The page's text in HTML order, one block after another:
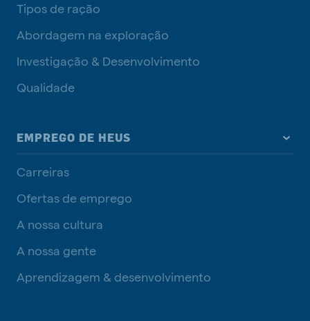
Tipos de ração
Abordagem na exploração
Investigação & Desenvolvimento
Qualidade
EMPREGO DE HEUS
Carreiras
Ofertas de emprego
A nossa cultura
A nossa gente
Aprendizagem & desenvolvimento